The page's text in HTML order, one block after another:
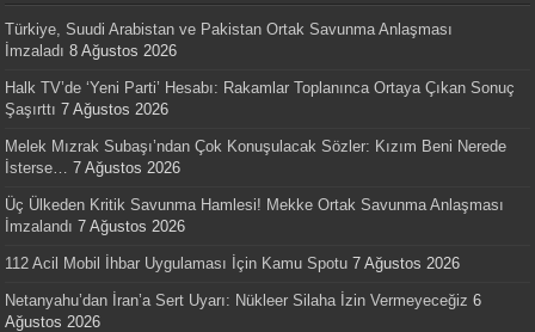
Türkiye, Suudi Arabistan ve Pakistan Ortak Savunma Anlaşması
İmzaladı 8 Ağustos 2026
Halk TV’de ‘Yeni Parti’ Hesabı: Rakamlar Toplanınca Ortaya Çıkan Sonuç
Şaşırttı 7 Ağustos 2026
Melek Mızrak Subaşı’ndan Çok Konuşulacak Sözler: Kızım Beni Nerede
İsterse…
7 Ağustos 2026
Üç Ülkeden Kritik Savunma Hamlesi! Mekke Ortak Savunma Anlaşması
İmzalandı 7 Ağustos 2026
112 Acil Mobil İhbar Uygulaması İçin Kamu Spotu 7 Ağustos 2026
Netanyahu’dan İran’a Sert Uyarı: Nükleer Silaha İzin Vermeyeceğiz 6
Ağustos 2026